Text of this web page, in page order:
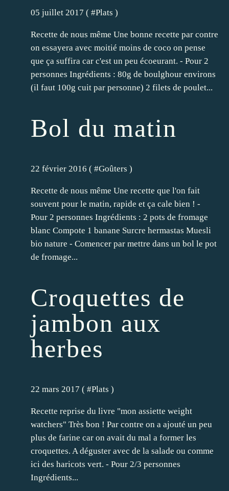
05 juillet 2017 ( #Plats )
Recette de nous même Une bonne recette par contre
on essayera avec moitié moins de coco on pense
que ça suffira car c'est un peu écoeurant. - Pour 2
personnes Ingrédients : 80g de boulghour environs
(il faut 100g cuit par personne) 2 filets de poulet...
Bol du matin
22 février 2016 ( #Goûters )
Recette de nous même Une recette que l'on fait
souvent pour le matin, rapide et ça cale bien ! -
Pour 2 personnes Ingrédients : 2 pots de fromage
blanc Compote 1 banane Surcre hermastas Muesli
bio nature - Comencer par mettre dans un bol le pot
de fromage...
Croquettes de
jambon aux
herbes
22 mars 2017 ( #Plats )
Recette reprise du livre "mon assiette weight
watchers" Très bon ! Par contre on a ajouté un peu
plus de farine car on avait du mal a former les
croquettes. A déguster avec de la salade ou comme
ici des haricots vert. - Pour 2/3 personnes
Ingrédients...